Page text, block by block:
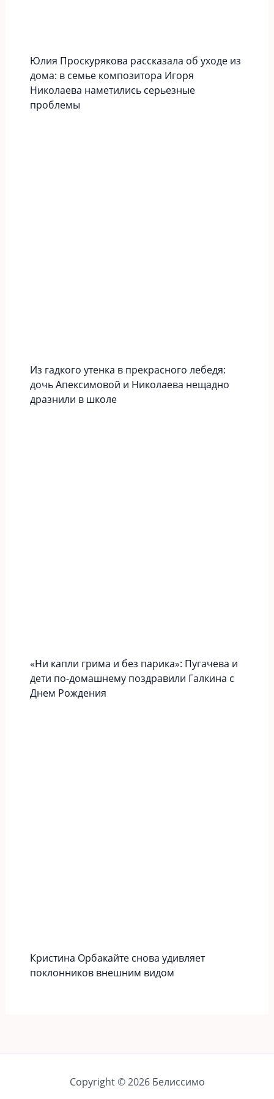
Юлия Проскурякова рассказала об уходе из
дома: в семье композитора Игоря
Николаева наметились серьезные
проблемы
Из гадкого утенка в прекрасного лебедя:
дочь Апексимовой и Николаева нещадно
дразнили в школе
«Ни капли грима и без парика»: Пугачева и
дети по-домашнему поздравили Галкина с
Днем Рождения
Кристина Орбакайте снова удивляет
поклонников внешним видом
Copyright © 2026 Белиссимо